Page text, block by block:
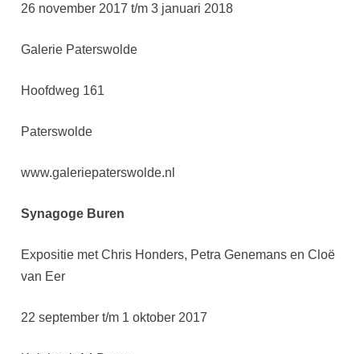
26 november 2017 t/m 3 januari 2018
Galerie Paterswolde
Hoofdweg 161
Paterswolde
www.galeriepaterswolde.nl
Synagoge Buren
Expositie met Chris Honders, Petra Genemans en Cloë
van Eer
22 september t/m 1 oktober 2017